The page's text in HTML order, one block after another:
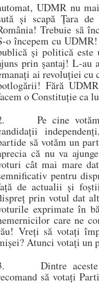
UDMR nu
și scapă Țara
Trebuie să
o începem cu
și politică este
prin șantaj! L-au
ai revoluției cu
Fără
o Constituție ca
Pe cine votăm?
să votăm un
că nu va
cât mai mare
pentru
de actualii și
prin votul dat
exprimate în
care ne
Vreți să votați
Atunci votați un
Dintre aceste
să votați